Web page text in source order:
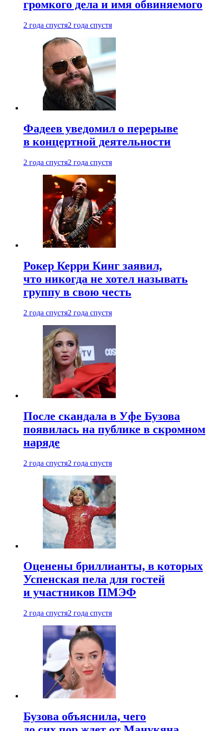
громкого дела и имя обвиняемого
2 года спустя2 года спустя
Фадеев уведомил о перерыве
в концертной деятельности
2 года спустя2 года спустя
Рокер Керри Кинг заявил,
что никогда не хотел называть
группу в свою честь
2 года спустя2 года спустя
После скандала в Уфе Бузова
появилась на публике в скромном
наряде
2 года спустя2 года спустя
Оценены бриллианты, в которых
Успенская пела для гостей
и участников ПМЭФ
2 года спустя2 года спустя
Бузова объяснила, чего